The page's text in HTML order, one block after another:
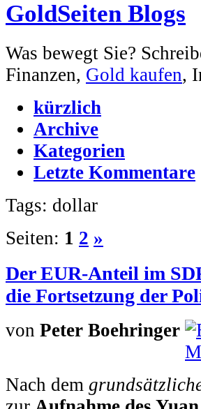
GoldSeiten Blogs
Was bewegt Sie?
Finanzen, Gold kaufen,
kürzlich
Archive
Kategorien
Letzte Kommentare
Tags: dollar
Seiten: 1 2 »
Der EUR-Anteil im
die Fortsetzung der
von Peter Boehringer
Nach dem